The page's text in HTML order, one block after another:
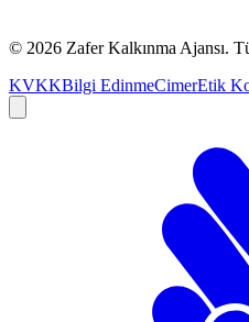
© 2026 Zafer Kalkınma Ajansı.
KVKKBilgi EdinmeCimerEtik